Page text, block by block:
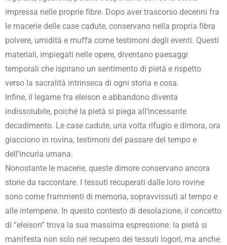
impressa nelle proprie fibre. Dopo aver trascorso decenni fra
le macerie delle case cadute, conservano nella propria fibra
polvere, umidità e muffa come testimoni degli eventi. Questi
materiali, impiegati nelle opere, diventano paesaggi
temporali che ispirano un sentimento di pietà e rispetto
verso la sacralità intrinseca di ogni storia e cosa.
Infine, il legame fra eleison e abbandono diventa
indissolubile, poiché la pietà si piega all’incessante
decadimento. Le case cadute, una volta rifugio e dimora, ora
giacciono in rovina, testimoni del passare del tempo e
dell’incuria umana.
Nonostante le macerie, queste dimore conservano ancora
storie da raccontare. I tessuti recuperati dalle loro rovine
sono come frammenti di memoria, sopravvissuti al tempo e
alle intemperie. In questo contesto di desolazione, il concetto
di “eleison” trova la sua massima espressione: la pietà si
manifesta non solo nel recupero dei tessuti logori, ma anche